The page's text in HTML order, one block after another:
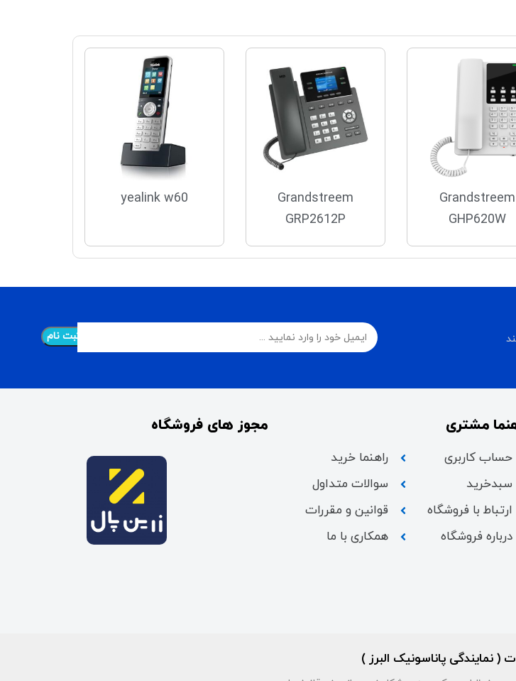
Grandstreem
GHP620W
Grandstreem
GRP2612P
yealink w60
مشتری
حساب کاربری
سبدخرید
ارتباط با فروشگاه
درباره فروشگاه
راهنما خرید
سوالات متداول
قوانین و مقررات
همکاری با ما
مجوز های فروشگاه
( نمایندگی پاناسونیک البرز )